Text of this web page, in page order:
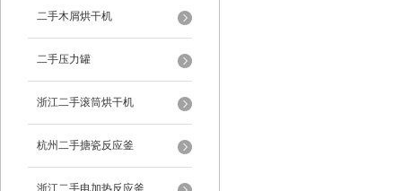
二手木屑烘干机
二手压力罐
浙江二手滚筒烘干机
杭州二手搪瓷反应釜
浙江二手电加热反应釜